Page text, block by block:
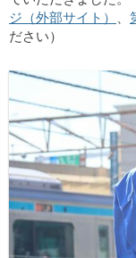
ジ（外部サイト） 、
ださい）